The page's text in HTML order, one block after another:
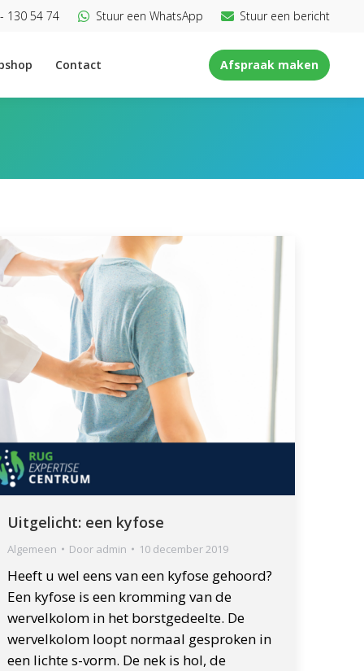
130 54 74 Stuur een WhatsApp Stuur een bericht
Contact Afspraak maken
Uitgelicht: een kyfose
Algemeen Door admin 10 december 2019
Heeft u wel eens van een kyfose gehoord?
Een kyfose is een kromming van de
wervelkolom in het borstgedeelte. De
wervelkolom loopt normaal gesproken in
een lichte s-vorm. De nek is hol, de